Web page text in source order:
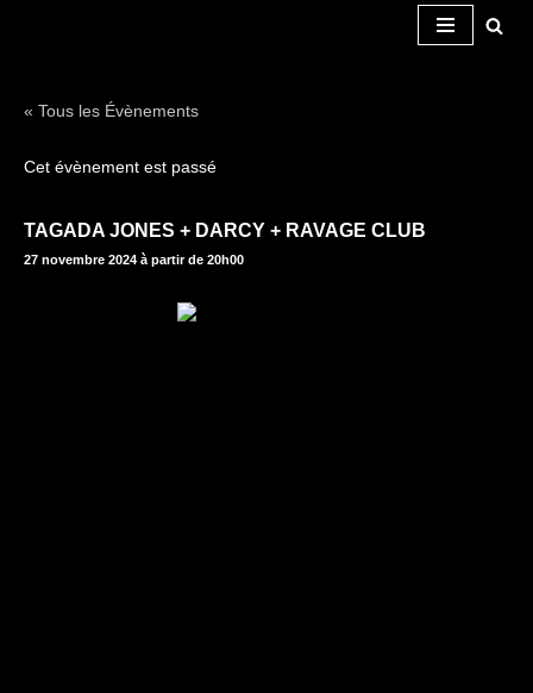
contenu
« Tous les Évènements
Cet évènement est passé
TAGADA JONES + DARCY + RAVAGE CLUB
27 novembre 2024 à partir de 20h00